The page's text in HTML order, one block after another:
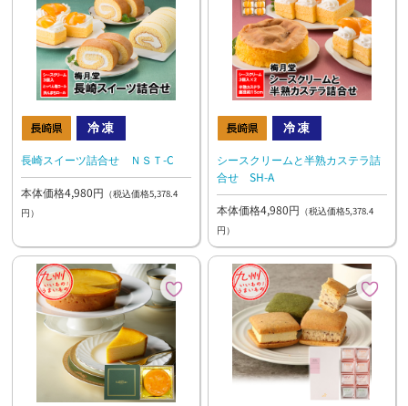
長崎スイーツ詰合せ ＮＳＴ-C
本体価格4,980円 （税込価格5,378.4
円）
シースクリームと半熟カステラ詰
合せ SH-A
本体価格4,980円 （税込価格5,378.4
円）